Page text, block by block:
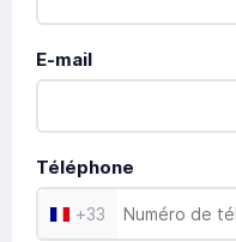
E-mail
Téléphone
+33